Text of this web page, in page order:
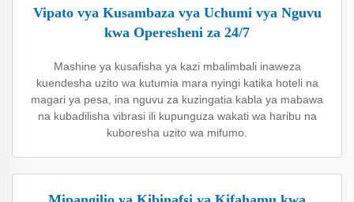
Vipato vya Kusambaza vya Uchumi vya Nguvu
kwa Operesheni za 24/7
Mashine ya kusafisha ya kazi mbalimbali inaweza
kuendesha uzito wa kutumia mara nyingi katika hoteli na
magari ya pesa, ina nguvu za kuzingatia kabla ya mabawa
na kubadilisha vibrasi ili kupunguza wakati wa haribu na
kuboresha uzito wa mifumo.